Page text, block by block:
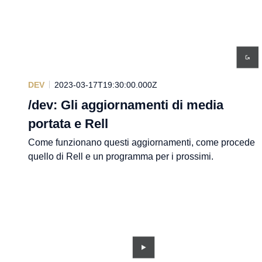
DEV 2023-03-17T19:30:00.000Z
/dev: Gli aggiornamenti di media
portata e Rell
Come funzionano questi aggiornamenti, come procede
quello di Rell e un programma per i prossimi.